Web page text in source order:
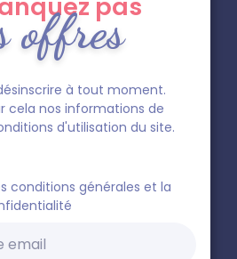
offres
à tout moment.
cela nos informations de
d'utilisation du site.
conditions générales et la